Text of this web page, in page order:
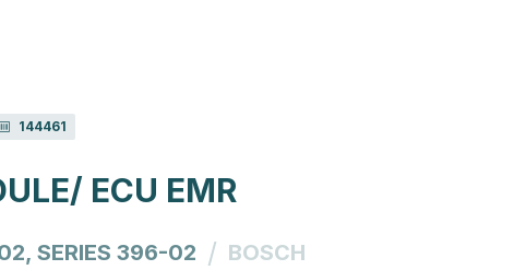
144461
ECU EMR
SERIES 396-02 / BOSCH